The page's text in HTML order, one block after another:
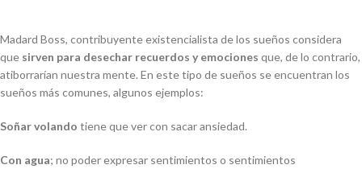
Madard Boss, contribuyente existencialista de los sueños considera
que sirven para desechar recuerdos y emociones que, de lo contrario,
atiborrarían nuestra mente. En este tipo de sueños se encuentran los
sueños más comunes, algunos ejemplos:
Soñar volando tiene que ver con sacar ansiedad.
Con agua; no poder expresar sentimientos o sentimientos